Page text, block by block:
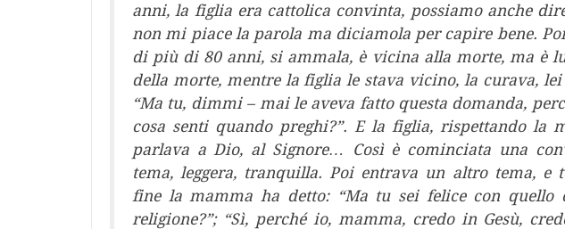
anni, la figlia era cattolica convinta, possiamo anche
non mi piace la parola ma diciamola per capire bene.
di più di 80 anni, si ammala, è vicina alla morte, ma è
della morte, mentre la figlia le stava vicino, la curava,
“Ma tu, dimmi – mai le aveva fatto questa domanda,
cosa senti quando preghi?”. E la figlia, rispettando la
parlava a Dio, al Signore… Così è cominciata una
tema, leggera, tranquilla. Poi entrava un altro tema, e
fine la mamma ha detto: “Ma tu sei felice con quello
religione?”; “Sì, perché io, mamma, credo in Gesù,